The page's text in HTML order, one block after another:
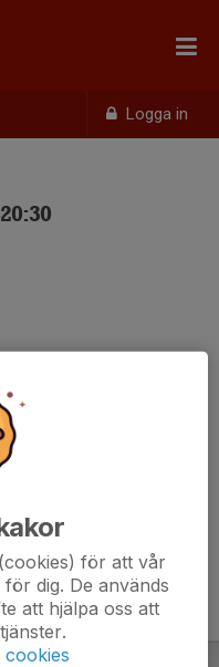
Logga in
för att vår
dig. De används
att hjälpa oss att
cookies